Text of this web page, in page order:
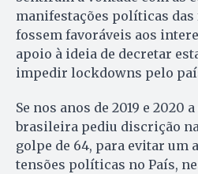
manifestações políticas das
fossem favoráveis aos
apoio à ideia de decretar
impedir lockdowns pelo
Se nos anos de 2019 e 2020
brasileira pediu discrição
golpe de 64, para evitar um
tensões políticas no País,